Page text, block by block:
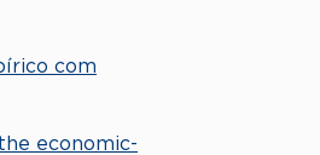
com
economic-